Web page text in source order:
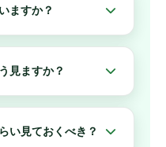
ますか？
「資産性」など、優先
無料相談で比較表を作
見ますか？
・議事録・共用部の状
。ポイントを整理して
い見ておくべき？